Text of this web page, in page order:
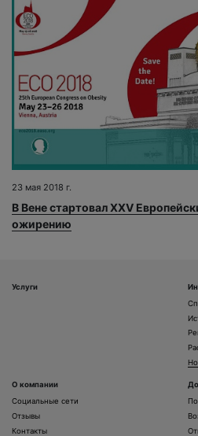
23 мая 2018 г.
В Вене стартовал XXV
ожирению
Услуги
О компании
Социальные сети
Отзывы
Контакты